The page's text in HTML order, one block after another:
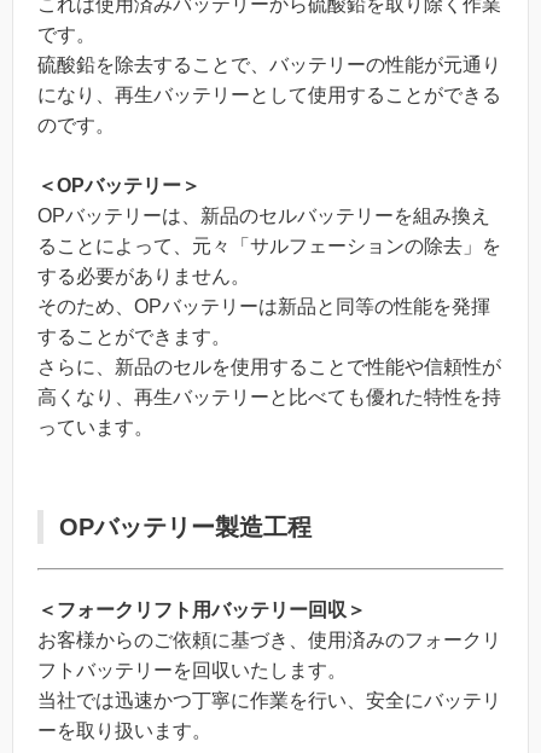
です。
硫酸鉛を除去することで、バッテリーの性能が元通り
になり、再生バッテリーとして使用することができる
のです。
＜OPバッテリー＞
OPバッテリーは、新品のセルバッテリーを組み換え
ることによって、元々「サルフェーションの除去」を
する必要がありません。
そのため、OPバッテリーは新品と同等の性能を発揮
することができます。
さらに、新品のセルを使用することで性能や信頼性が
高くなり、再生バッテリーと比べても優れた特性を持
っています。
OPバッテリー製造工程
＜フォークリフト用バッテリー回収＞
お客様からのご依頼に基づき、使用済みのフォークリ
フトバッテリーを回収いたします。
当社では迅速かつ丁寧に作業を行い、安全にバッテリ
ーを取り扱います。